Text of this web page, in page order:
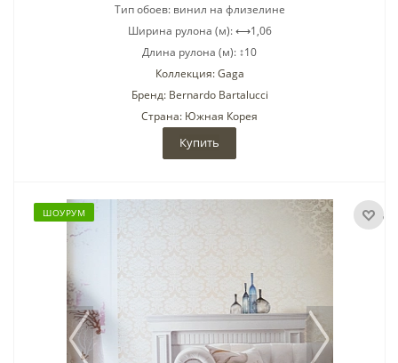
Тип обоев: винил на флизелине
Ширина рулона (м): ⟷1,06
Длина рулона (м): ↕10
Коллекция: Gaga
Бренд: Bernardo Bartalucci
Страна: Южная Корея
Купить
ШОУРУМ